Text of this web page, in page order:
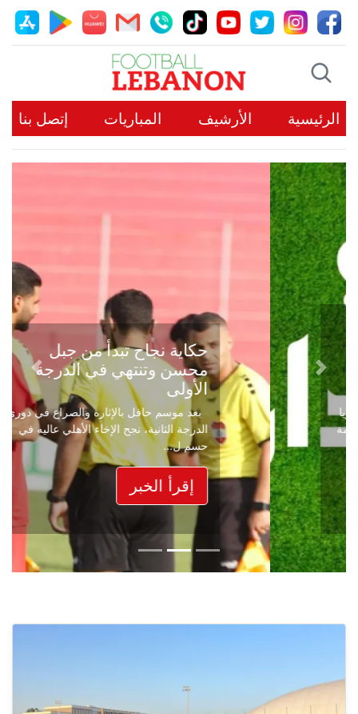
الرئيسية الأرشيف المباريات إتصل بنا
حكاية نجاح تبدأ من جبل
محسن وتنتهي في الدرجة
الأولى
بعد موسم حافل بالإثارة والصراع في دوري
الدرجة الثانية، نجح الإخاء الأهلي عاليه في
حسم ل...
إقرأ الخبر
Previous
Next